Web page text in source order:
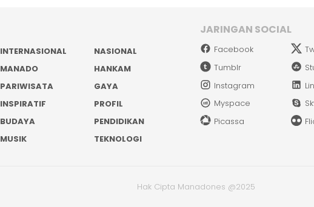
INTERNASIONAL
NASIONAL
MANADO
HANKAM
PARIWISATA
GAYA
INSPIRATIF
PROFIL
BUDAYA
PENDIDIKAN
MUSIK TEKNOLOGI
JARINGAN SOCIAL
Facebook
Tumblr
Instagram
Myspace
Picassa
Hak Cipta Manadones @2025